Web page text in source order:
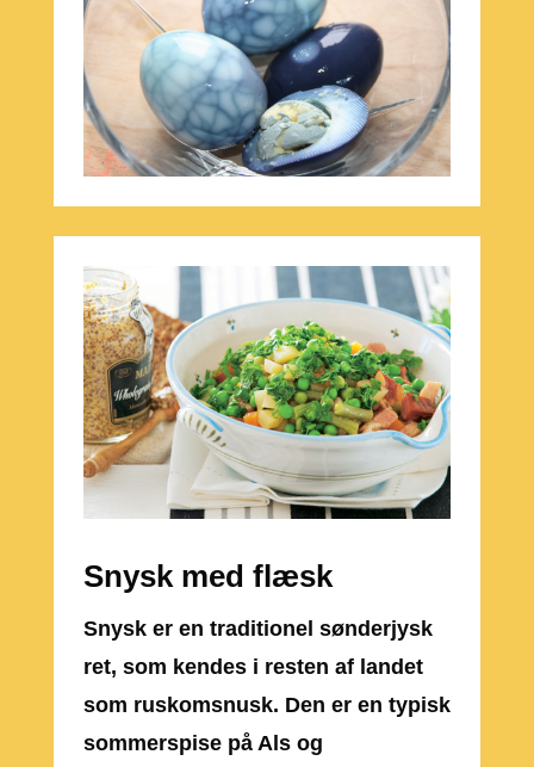
Snysk med flæsk
Snysk er en traditionel sønderjysk
ret, som kendes i resten af landet
som ruskomsnusk. Den er en typisk
sommerspise på Als og